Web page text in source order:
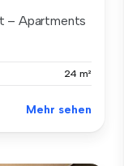
– Apartments
24 m²
Mehr sehen